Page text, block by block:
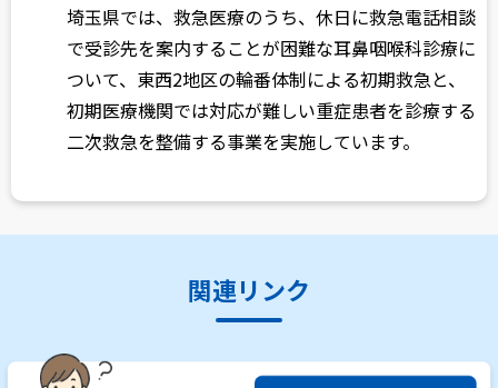
埼玉県では、救急医療のうち、休日に救急電話相談
で受診先を案内することが困難な耳鼻咽喉科診療に
ついて、東西2地区の輪番体制による初期救急と、
初期医療機関では対応が難しい重症患者を診療する
二次救急を整備する事業を実施しています。
関連リンク